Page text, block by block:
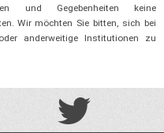
und Gegebenheiten keine
Wir möchten Sie bitten, sich bei
anderweitige Institutionen zu